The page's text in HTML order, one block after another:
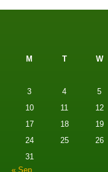
M T W
3
4 5
10
11 12
17
18 19
24
25 26
31
« Sep